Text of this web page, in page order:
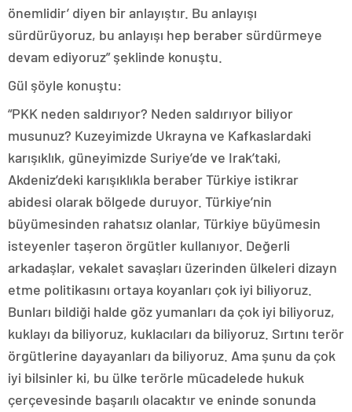
önemlidir’ diyen bir anlayıştır. Bu anlayışı
sürdürüyoruz, bu anlayışı hep beraber sürdürmeye
devam ediyoruz” şeklinde konuştu.
Gül şöyle konuştu:
“PKK neden saldırıyor? Neden saldırıyor biliyor
musunuz? Kuzeyimizde Ukrayna ve Kafkaslardaki
karışıklık, güneyimizde Suriye’de ve Irak’taki,
Akdeniz’deki karışıklıkla beraber Türkiye istikrar
abidesi olarak bölgede duruyor. Türkiye’nin
büyümesinden rahatsız olanlar, Türkiye büyümesin
isteyenler taşeron örgütler kullanıyor. Değerli
arkadaşlar, vekalet savaşları üzerinden ülkeleri dizayn
etme politikasını ortaya koyanları çok iyi biliyoruz.
Bunları bildiği halde göz yumanları da çok iyi biliyoruz,
kuklayı da biliyoruz, kuklacıları da biliyoruz. Sırtını terör
örgütlerine dayayanları da biliyoruz. Ama şunu da çok
iyi bilsinler ki, bu ülke terörle mücadelede hukuk
çerçevesinde başarılı olacaktır ve eninde sonunda